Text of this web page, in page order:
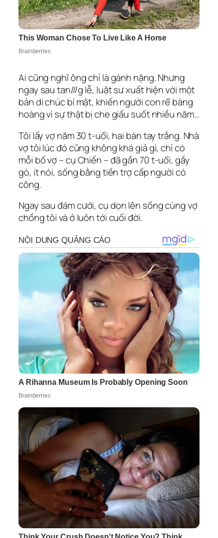
Ai cũng nghĩ ông chỉ là gánh nặng. Nhưng
ngay sau tan///g lễ, luật sư xuất hiện với một
bản di chúc bí mật, khiến người con rể bàng
hoàng vì sự thật bị che giấu suốt nhiều năm…
Tôi lấy vợ năm 30 t-uổi, hai bàn tay trắng. Nhà
vợ tôi lúc đó cũng không khá giả gì, chỉ có
mỗi bố vợ – cụ Chiến – đã gần 70 t-uổi, gầy
gò, ít nói, sống bằng tiền trợ cấp người có
công.
Ngay sau đám cưới, cụ dọn lên sống cùng vợ
chồng tôi và ở luôn tới cuối đời.